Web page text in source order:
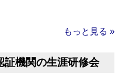
もっと見る »
証機関の生涯研修会